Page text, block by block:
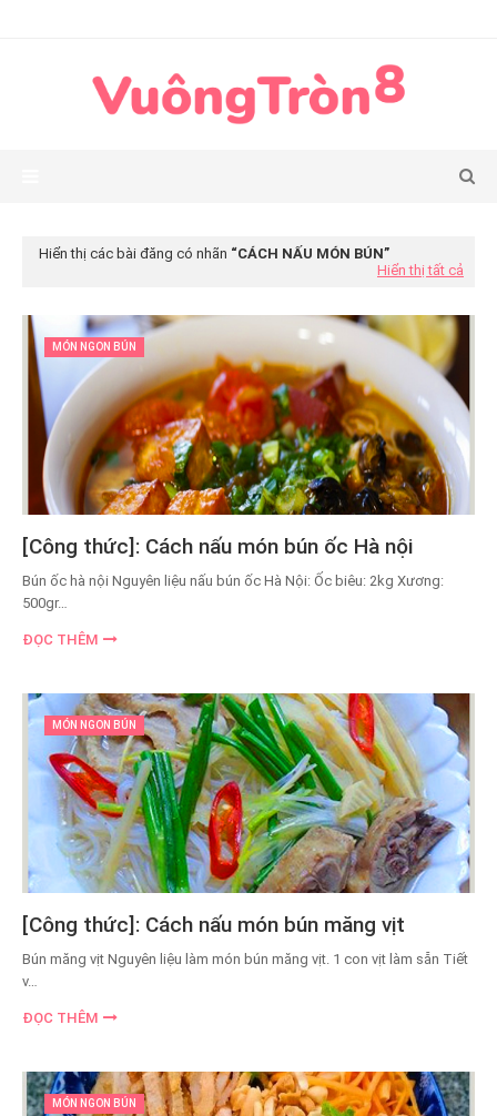
Hiển thị các bài đăng có nhãn
CÁCH NẤU MÓN BÚN
Hiển thị tất cả
MÓN NGON BÚN
[Công thức]: Cách nấu món bún ốc Hà nội
Bún ốc hà nội Nguyên liệu nấu bún ốc Hà Nội: Ốc biêu: 2kg Xương:
500gr…
ĐỌC THÊM
MÓN NGON BÚN
[Công thức]: Cách nấu món bún măng vịt
Bún măng vịt Nguyên liệu làm món bún măng vịt. 1 con vịt làm sẵn Tiết
v…
ĐỌC THÊM
MÓN NGON BÚN